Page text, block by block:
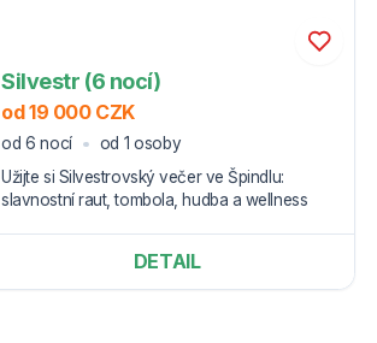
Silvestr (6 nocí)
od 19 000 CZK
od 6 nocí
od 1 osoby
Užijte si Silvestrovský večer ve Špindlu:
slavnostní raut, tombola, hudba a wellness
DETAIL